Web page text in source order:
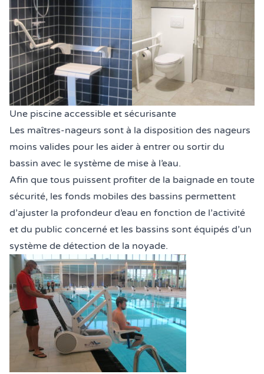
Une piscine accessible et sécurisante
Les maîtres-nageurs sont à la disposition des nageurs
moins valides pour les aider à entrer ou sortir du
bassin avec le système de mise à l’eau.
Afin que tous puissent profiter de la baignade en toute
sécurité, les fonds mobiles des bassins permettent
d’ajuster la profondeur d’eau en fonction de l’activité
et du public concerné et les bassins sont équipés d’un
système de détection de la noyade.